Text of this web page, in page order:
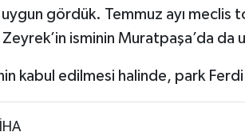
gördük. Temmuz ayı meclis
isminin Muratpaşa’da da
kabul edilmesi halinde, park Ferdi
İHA